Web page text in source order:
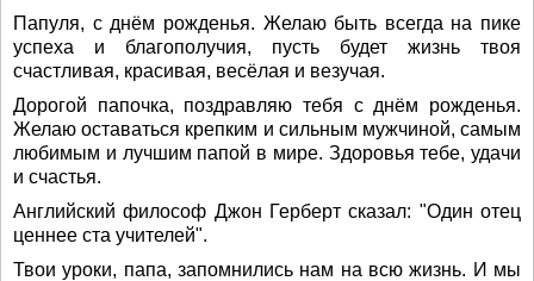
Папуля, с днём рожденья. Желаю быть всегда на пике
успеха и благополучия, пусть будет жизнь твоя
счастливая, красивая, весёлая и везучая.
Дорогой папочка, поздравляю тебя с днём рожденья.
Желаю оставаться крепким и сильным мужчиной, самым
любимым и лучшим папой в мире. Здоровья тебе, удачи
и счастья.
Английский философ Джон Герберт сказал: "Один отец
ценнее ста учителей".
Твои уроки, папа, запомнились нам на всю жизнь. И мы